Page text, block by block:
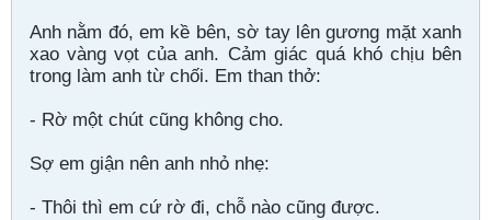
Anh nằm đó, em kề bên, sờ tay lên gương mặt xanh
xao vàng vọt của anh. Cảm giác quá khó chịu bên
trong làm anh từ chối. Em than thở:
- Rờ một chút cũng không cho.
Sợ em giận nên anh nhỏ nhẹ:
- Thôi thì em cứ rờ đi, chỗ nào cũng được.